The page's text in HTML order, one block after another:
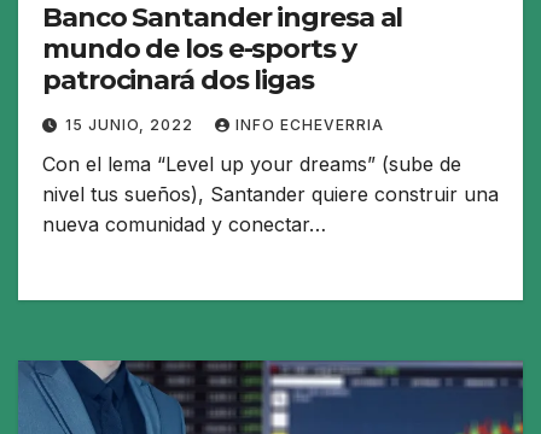
Banco Santander ingresa al
mundo de los e-sports y
patrocinará dos ligas
15 JUNIO, 2022 INFO ECHEVERRIA
Con el lema “Level up your dreams” (sube de
nivel tus sueños), Santander quiere construir una
nueva comunidad y conectar…